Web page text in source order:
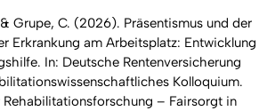
Grupe, C. (2026). Präsentismus und der
Erkrankung am Arbeitsplatz: Entwicklung
In: Deutsche Rentenversicherung
Kolloquium.
Rehabilitationsforschung – Fairsorgt in